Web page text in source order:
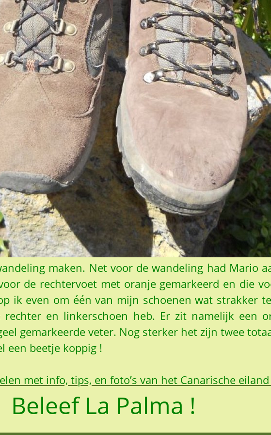
maken. Net voor de wandeling had Mario
de rechtervoet met oranje gemarkeerd en die
ik even om één van mijn schoenen wat strakker
en linkerschoen heb. Er zit namelijk een
gemarkeerde veter. Nog sterker het zijn twee
een beetje koppig !
met info, tips, en foto’s van het Canarische eiland
Beleef La Palma !